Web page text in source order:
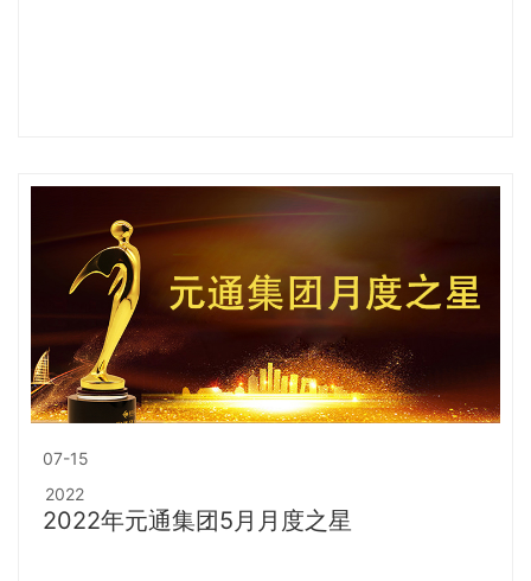
07-15
2022
2022年元通集团5月月度之星